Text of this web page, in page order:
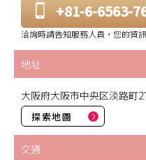
+81-6-6563-
洽詢時請告知服務人員，您的資
地址
大阪府大阪市中央区淡路町
探索地圖
交通